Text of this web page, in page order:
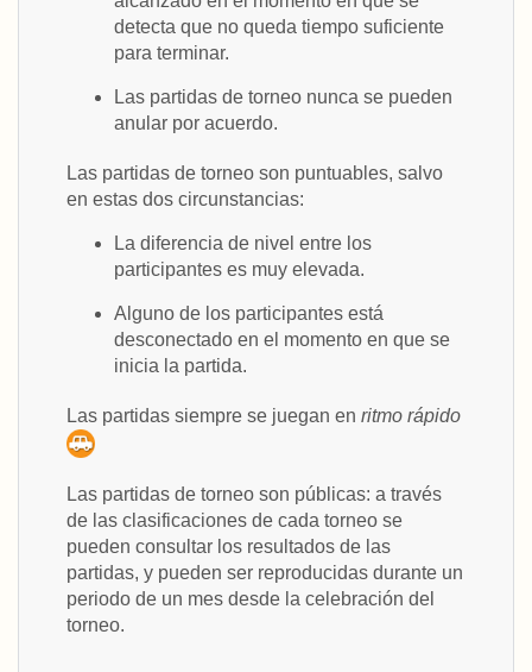
detecta que no queda tiempo suficiente
para terminar.
Las partidas de torneo nunca se pueden
anular por acuerdo.
Las partidas de torneo son puntuables, salvo
en estas dos circunstancias:
La diferencia de nivel entre los
participantes es muy elevada.
Alguno de los participantes está
desconectado en el momento en que se
inicia la partida.
Las partidas siempre se juegan en ritmo rápido
Las partidas de torneo son públicas: a través
de las clasificaciones de cada torneo se
pueden consultar los resultados de las
partidas, y pueden ser reproducidas durante un
periodo de un mes desde la celebración del
torneo.